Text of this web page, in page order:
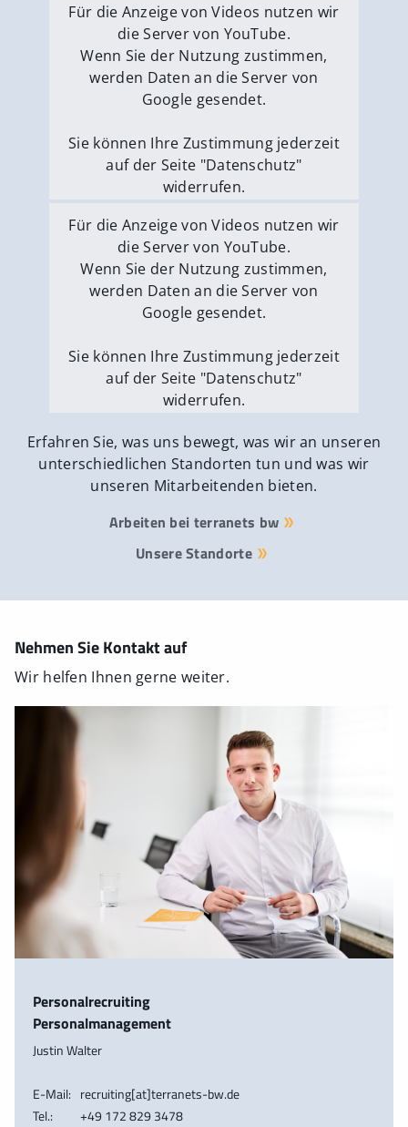
Externe Medien erlauben
Für die Anzeige von Videos nutzen wir
die Server von YouTube.
Wenn Sie der Nutzung zustimmen,
werden Daten an die Server von
Google gesendet.
Sie können Ihre Zustimmung jederzeit
auf der Seite "Datenschutz"
widerrufen.
Externe Medien erlauben
Für die Anzeige von Videos nutzen wir
die Server von YouTube.
Wenn Sie der Nutzung zustimmen,
werden Daten an die Server von
Google gesendet.
Sie können Ihre Zustimmung jederzeit
auf der Seite "Datenschutz"
widerrufen.
Externe Medien erlauben
Erfahren Sie, was uns bewegt, was wir an unseren
unterschiedlichen Standorten tun und was wir
unseren Mitarbeitenden bieten.
Arbeiten bei terranets bw
Unsere Standorte
Nehmen Sie Kontakt auf
Wir helfen Ihnen gerne weiter.
Personalrecruiting
Personalmanagement
Justin Walter
E-Mail: recruiting[at]terranets-bw.de
Tel.:
+49 172 829 3478